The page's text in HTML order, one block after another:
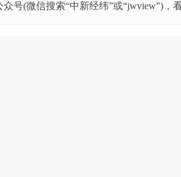
号(微信搜索“中新经纬”或“jwview”)，